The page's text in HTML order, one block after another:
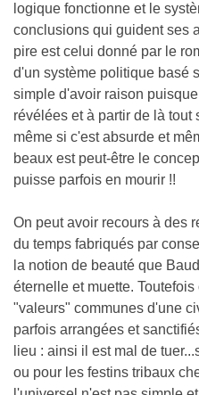
logique fonctionne et le
conclusions qui guident ses
pire est celui donné par le
d'un système politique basé
simple d'avoir raison
révélées et à partir de là
même si c'est absurde et
beaux est peut-être le
puisse parfois en mourir !!
On peut avoir recours à des
du temps fabriqués par
la notion de beauté que
éternelle et muette.
"valeurs" communes d'une
parfois arrangées et
lieu : ainsi il est mal de
ou pour les festins tribaux